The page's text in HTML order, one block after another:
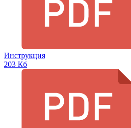
Инструкция
203 Кб